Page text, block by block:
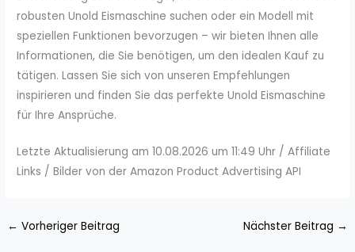
robusten Unold Eismaschine suchen oder ein Modell mit
speziellen Funktionen bevorzugen – wir bieten Ihnen alle
Informationen, die Sie benötigen, um den idealen Kauf zu
tätigen. Lassen Sie sich von unseren Empfehlungen
inspirieren und finden Sie das perfekte Unold Eismaschine
für Ihre Ansprüche.
Letzte Aktualisierung am 10.08.2026 um 11:49 Uhr / Affiliate
Links / Bilder von der Amazon Product Advertising API
← Vorheriger Beitrag Nächster Beitrag →